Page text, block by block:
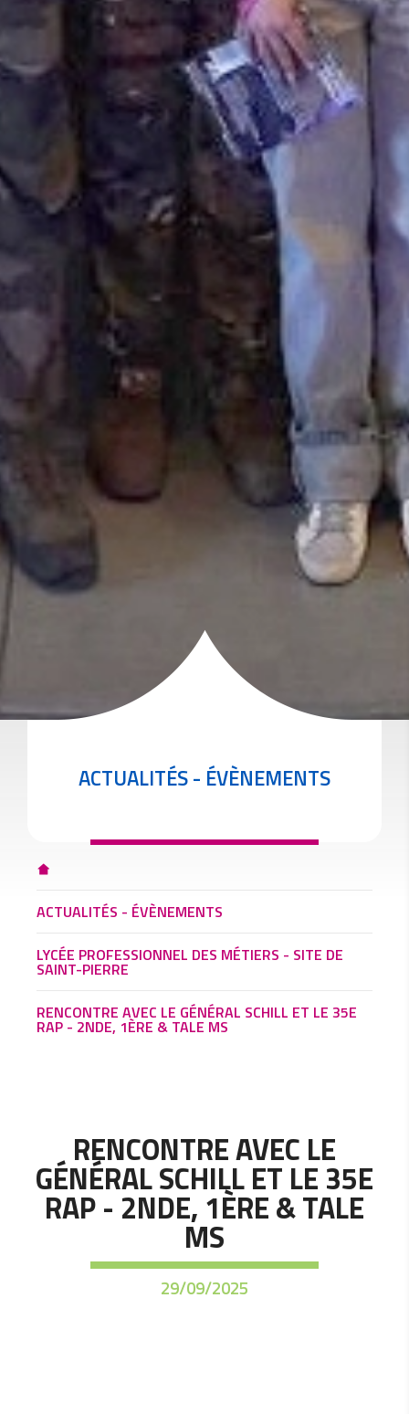
ACTUALITÉS - ÉVÈNEMENTS
ACTUALITÉS - ÉVÈNEMENTS
LYCÉE PROFESSIONNEL DES MÉTIERS - SITE DE
SAINT-PIERRE
RENCONTRE AVEC LE GÉNÉRAL SCHILL ET LE 35E
RAP - 2NDE, 1ÈRE & TALE MS
RENCONTRE AVEC LE
GÉNÉRAL SCHILL ET LE 35E
RAP - 2NDE, 1ÈRE & TALE
MS
29/09/2025